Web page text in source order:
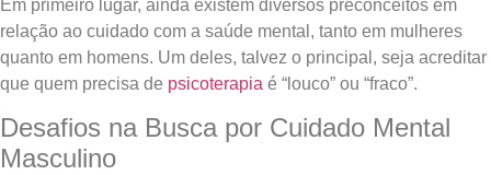
Em primeiro lugar, ainda existem diversos preconceitos em
relação ao cuidado com a saúde mental, tanto em mulheres
quanto em homens. Um deles, talvez o principal, seja acreditar
que quem precisa de psicoterapia é “louco” ou “fraco”.
Desafios na Busca por Cuidado Mental
Masculino